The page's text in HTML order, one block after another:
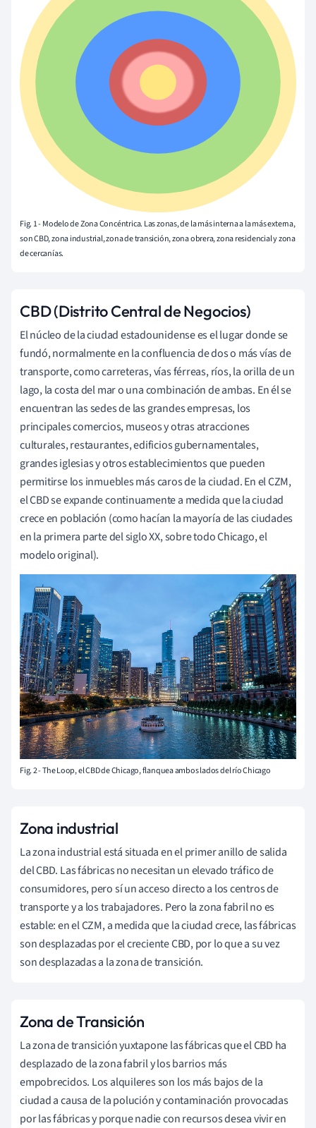
Fig. 1 - Modelo de Zona Concéntrica. Las zonas, de la más interna a la más externa,
son CBD, zona industrial, zona de transición, zona obrera, zona residencial y zona
de cercanías.
CBD (Distrito Central de Negocios)
El núcleo de la ciudad estadounidense es el lugar donde se
fundó, normalmente en la confluencia de dos o más vías de
transporte, como carreteras, vías férreas, ríos, la orilla de un
lago, la costa del mar o una combinación de ambas. En él se
encuentran las sedes de las grandes empresas, los
principales comercios, museos y otras atracciones
culturales, restaurantes, edificios gubernamentales,
grandes iglesias y otros establecimientos que pueden
permitirse los inmuebles más caros de la ciudad. En el CZM,
el CBD se expande continuamente a medida que la ciudad
crece en población (como hacían la mayoría de las ciudades
en la primera parte del siglo XX, sobre todo Chicago, el
modelo original).
Fig. 2 - The Loop, el CBD de Chicago, flanquea ambos lados del río Chicago
Zona industrial
La zona industrial está situada en el primer anillo de salida
del CBD. Las fábricas no necesitan un elevado tráfico de
consumidores, pero sí un acceso directo a los centros de
transporte y a los trabajadores. Pero la zona fabril no es
estable: en el CZM, a medida que la ciudad crece, las fábricas
son desplazadas por el creciente CBD, por lo que a su vez
son desplazadas a la zona de transición.
Zona de Transición
La zona de transición yuxtapone las fábricas que el CBD ha
desplazado de la zona fabril y los barrios más
empobrecidos. Los alquileres son los más bajos de la
ciudad a causa de la polución y contaminación provocadas
por las fábricas y porque nadie con recursos desea vivir en